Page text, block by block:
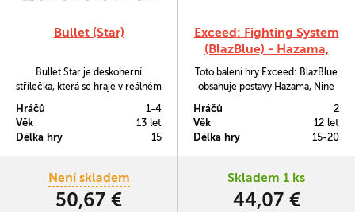
Bullet (Star)
Bullet Star je deskoherní
střílečka, která se hraje v reálném
automatových akčních her.
Hráčů
1-4
Věk
13 let
Délka hry
15
Není skladem
50,67 €
Exceed: Fighting System
(BlazBlue) - Hazama,
Kokonoe, Nine the
Phantom, Platinum the
Toto balení hry Exceed: BlazBlue
obsahuje postavy Hazama, Nine
Hráčů
2
Věk
12 let
Délka hry
15-20
Skladem 1 ks
44,07 €